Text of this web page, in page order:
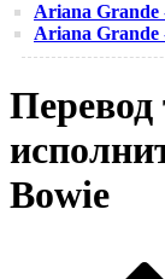
Ariana Grande
Ariana Grande
Перевод
Bowie